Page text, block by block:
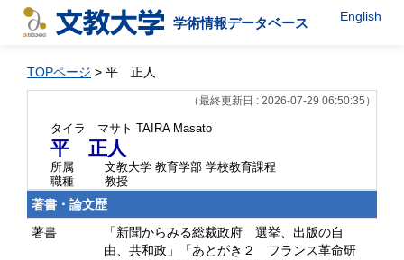
学術情報データベース English
TOPページ > 平 正人
（最終更新日 : 2026-07-29 06:50:35）
タイラ マサト TAIRA Masato
平 正人
所属
文教大学 教育学部 学校教育課程
職種
教授
著書・論文歴
著書
「新聞からみる総裁政府 選挙、出版の自
由、共和政」「あとがき２ フランス革命研